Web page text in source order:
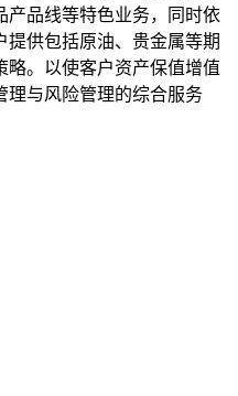
产品线等特色业务，同时依
供包括原油、贵金属等期
略。以使客户资产保值增值
理与风险管理的综合服务